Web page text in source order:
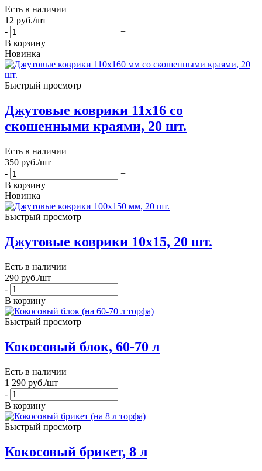
Есть в наличии
12 руб./шт
-
+
В корзину
Новинка
Быстрый просмотр
Джутовые коврики 11х16 со
скошенными краями, 20 шт.
Есть в наличии
350 руб./шт
-
+
В корзину
Новинка
Быстрый просмотр
Джутовые коврики 10х15, 20 шт.
Есть в наличии
290 руб./шт
-
+
В корзину
Быстрый просмотр
Кокосовый блок, 60-70 л
Есть в наличии
1 290 руб./шт
-
+
В корзину
Быстрый просмотр
Кокосовый брикет, 8 л